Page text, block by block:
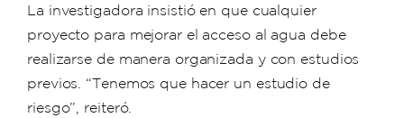
La investigadora insistió en que cualquier
proyecto para mejorar el acceso al agua debe
realizarse de manera organizada y con estudios
previos. “Tenemos que hacer un estudio de
riesgo”, reiteró.